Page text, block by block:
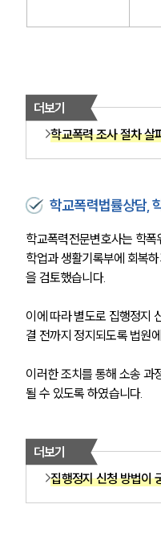
더보기
학교폭력 조사 절차 살
학교폭력법률상담,
학교폭력전문변호사는 학
학업과 생활기록부에 회복
을 검토했습니다.
이에 따라 별도로 집행정지
결 전까지 정지되도록 법원
이러한 조치를 통해 소송 과
될 수 있도록 하였습니다.
더보기
집행정지 신청 방법이